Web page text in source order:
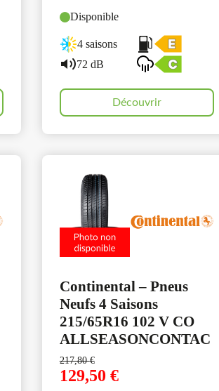
Disponible
4 saisons
72 dB
Découvrir
Continental – Pneus
Neufs 4 Saisons
215/65R16 102 V CO
ALLSEASONCONTAC
217,80€
129,50 €